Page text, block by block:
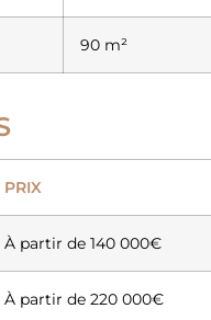
90 m²
PRIX
À partir de 140 000€
À partir de 220 000€